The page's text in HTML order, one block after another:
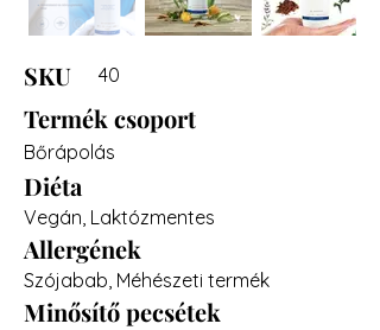
SKU 40
Termék csoport
Bőrápolás
Diéta
Vegán, Laktózmentes
Allergének
Szójabab, Méhészeti termék
Minősítő pecsétek